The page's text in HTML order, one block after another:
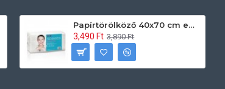
Papírtörölköző 40x70 cm egyszerhasználatos 60db/csomag
3,490 Ft 3,890 Ft